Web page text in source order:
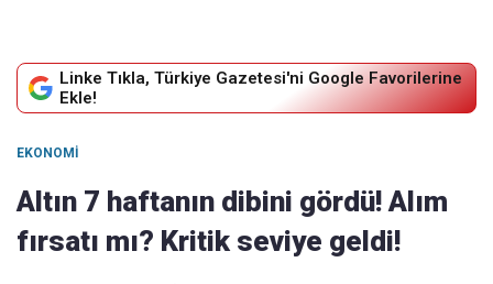
Linke Tıkla, Türkiye Gazetesi'ni Google Favorilerine
Ekle!
EKONOMI
Altın 7 haftanın dibini gördü! Alım
fırsatı mı? Kritik seviye geldi!